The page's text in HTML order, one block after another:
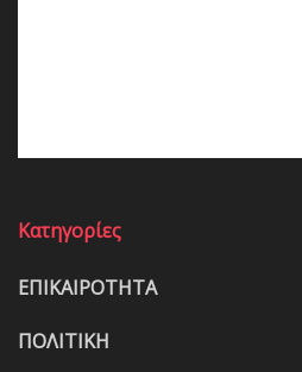
Κατηγορίες
ΕΠΙΚΑΙΡΟΤΗΤΑ
ΠΟΛΙΤΙΚΗ